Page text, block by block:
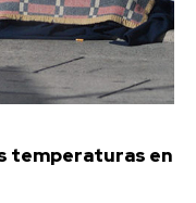
temperaturas en